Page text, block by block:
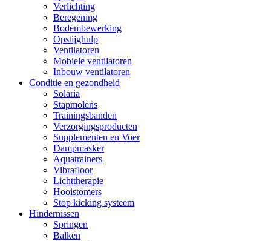
Verlichting
Beregening
Bodembewerking
Opstijghulp
Ventilatoren
Mobiele ventilatoren
Inbouw ventilatoren
Conditie en gezondheid
Solaria
Stapmolens
Trainingsbanden
Verzorgingsproducten
Supplementen en Voer
Dampmasker
Aquatrainers
Vibrafloor
Lichttherapie
Hooistomers
Stop kicking systeem
Hindernissen
Springen
Balken